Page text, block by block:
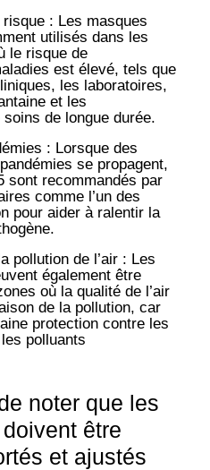
risque : Les masques
utilisés dans les
le risque de
est élevé, tels que
les laboratoires,
et les
de longue durée.
: Lorsque des
se propagent,
sont recommandés par
comme l’un des
pour aider à ralentir la
pollution de l’air : Les
également être
où la qualité de l’air
de la pollution, car
protection contre les
polluants
noter que les
être
et ajustés